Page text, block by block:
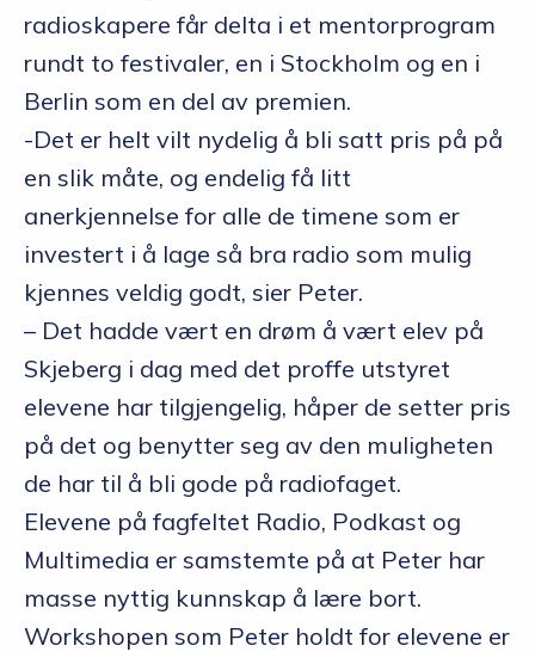
radioskapere får delta i et mentorprogram
rundt to festivaler, en i Stockholm og en i
Berlin som en del av premien.
-Det er helt vilt nydelig å bli satt pris på på
en slik måte, og endelig få litt
anerkjennelse for alle de timene som er
investert i å lage så bra radio som mulig
kjennes veldig godt, sier Peter.
– Det hadde vært en drøm å vært elev på
Skjeberg i dag med det proffe utstyret
elevene har tilgjengelig, håper de setter pris
på det og benytter seg av den muligheten
de har til å bli gode på radiofaget.
Elevene på fagfeltet Radio, Podkast og
Multimedia er samstemte på at Peter har
masse nyttig kunnskap å lære bort.
Workshopen som Peter holdt for elevene er